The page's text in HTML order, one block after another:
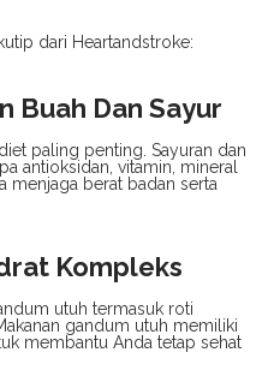
dari Heartandstroke:
Buah Dan Sayur
paling penting. Sayuran dan
antioksidan, vitamin, mineral
menjaga berat badan serta
Kompleks
utuh termasuk roti
gandum utuh memiliki
membantu Anda tetap sehat